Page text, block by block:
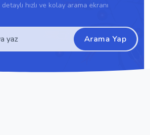
hızlı ve kolay arama ekranı
Arama Yap